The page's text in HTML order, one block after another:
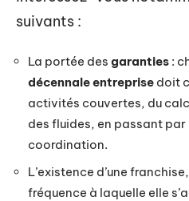
suivants :
La portée des garanties :
décennale entreprise doit
activités couvertes, du
des fluides, en passant
coordination.
L’existence d’une
fréquence à laquelle elle